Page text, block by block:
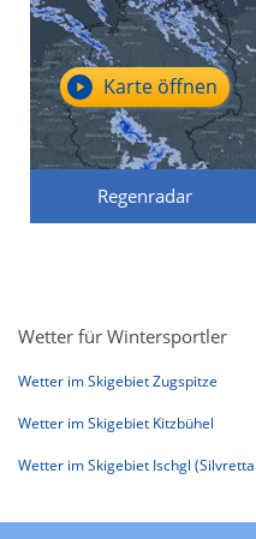
Regenradar
Karte öffnen
Wetter für Wintersportler
Wetter im Skigebiet Zugspitze
Wetter im Skigebiet Kitzbühel
Wetter im Skigebiet Ischgl